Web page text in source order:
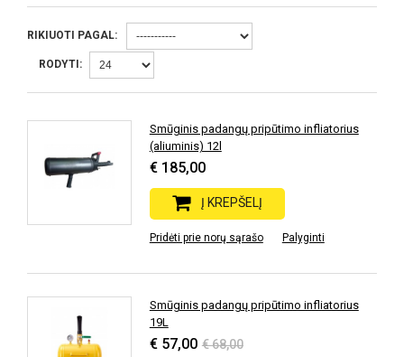
RIKIUOTI PAGAL:
RODYTI:
Smūginis padangų pripūtimo infliatorius
(aliuminis) 12l
€ 185,00
Į KREPŠELĮ
Pridėti prie norų sąrašo Palyginti
Smūginis padangų pripūtimo infliatorius
19L
€ 57,00 € 68,00